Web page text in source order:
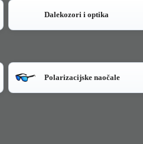
Dalekozori i optika
Polarizacijske naočale